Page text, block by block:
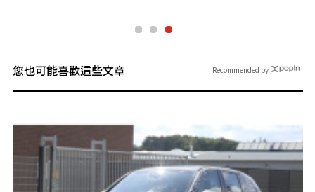
您也可能喜歡這些文章 Recommended by